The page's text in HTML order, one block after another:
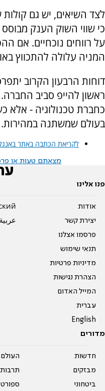
לצד השיאים, יש גם קולות
כי שווי השוק הענק מבוסס
על רווחים נוכחיים. אם
המניה עלולה להתכווץ
כחברת טכנולוגיה - אלא
בעולם שמשתנה במהירות.
לקריאת הכתבה באתר
מצאתם טעות או
פנו אלינו
אודות
יצירת קשר
פרסמו אצלנו
תנאי שימוש
מדיניות פרטיות
הצהרת נגישות
המייל האדום
עברית
English
عربية
מדורים
חדשות
מבזקים
ביטחוני
תרבות
ספורט